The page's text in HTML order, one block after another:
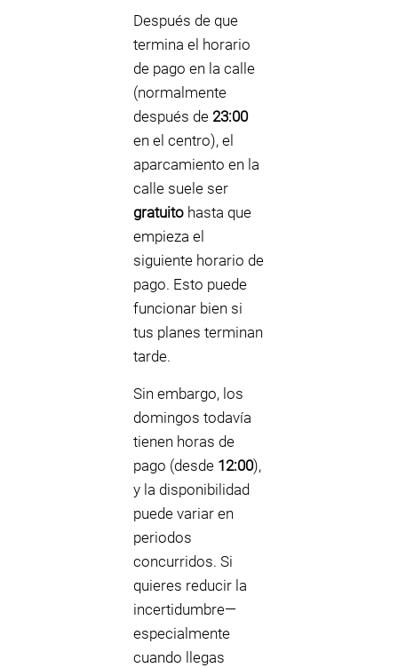
Después de que
termina el horario
de pago en la calle
(normalmente
después de 23:00
en el centro), el
aparcamiento en la
calle suele ser
gratuito hasta que
empieza el
siguiente horario de
pago. Esto puede
funcionar bien si
tus planes terminan
tarde.
Sin embargo, los
domingos todavía
tienen horas de
pago (desde 12:00),
y la disponibilidad
puede variar en
periodos
concurridos. Si
quieres reducir la
incertidumbre—
especialmente
cuando llegas